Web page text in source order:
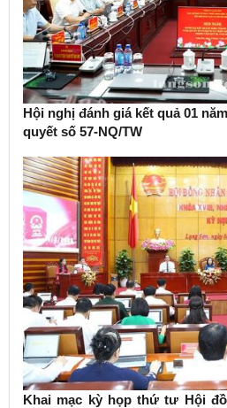
Hội nghị đánh giá kết quả 01
quyết số 57-NQ/TW
Khai mạc kỳ họp thứ tư Hội